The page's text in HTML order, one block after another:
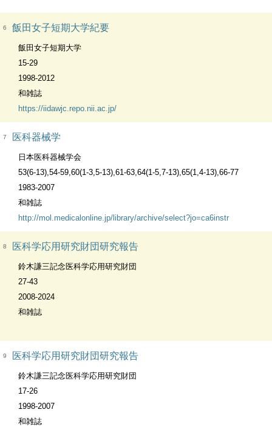
6 飯田女子短期大学紀要
飯田女子短期大学
15-29
1998-2012
和雑誌
https://iidawjc.repo.nii.ac.jp/
7 医科器械学
日本医科器械学会
53(6-13),54-59,60(1-3,5-13),61-63,64(1-5,7-13),65(1,4-13),66-77
1983-2007
和雑誌
http://mol.medicalonline.jp/library/archive/select?jo=ca6instr
8 医科学応用研究財団研究報告
鈴木謙三記念医科学応用研究財団
27-43
2008-2024
和雑誌
9 医科学応用研究財団研究報告
鈴木謙三記念医科学応用研究財団
17-26
1998-2007
和雑誌